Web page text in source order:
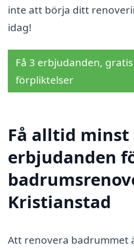
inte att börja ditt
idag!
Få 3 erbjudanden,
förpliktelser
Få alltid minst
erbjudanden
Kristianstad
Att renovera badrummet